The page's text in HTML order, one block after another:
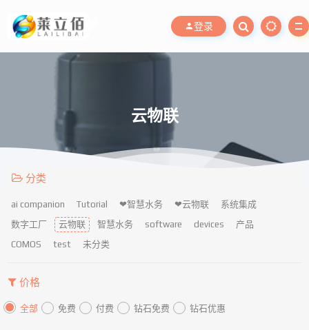
登录
云物联
分类
ai companion Tutorial ❤智慧水务 ❤云物联
系统集成
数字工厂
云物联 智慧水务 software devices
产品
COMOS
test 未分类
价格
全部 免费 付费 钻石免费 钻石优惠